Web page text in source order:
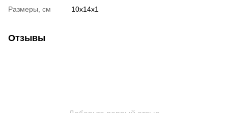
Размеры, см
10х14х1
Отзывы